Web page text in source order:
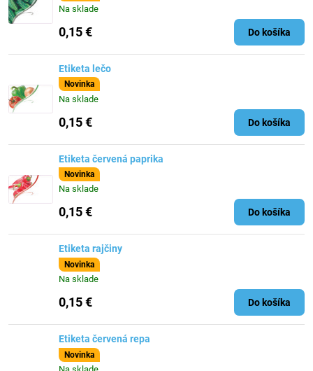
Na sklade
0,15 € Do košíka
Etiketa lečo
Novinka
Na sklade
0,15 € Do košíka
Etiketa červená paprika
Novinka
Na sklade
0,15 € Do košíka
Etiketa rajčiny
Novinka
Na sklade
0,15 € Do košíka
Etiketa červená repa
Novinka